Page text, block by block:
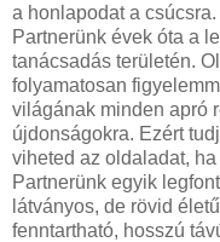
a honlapodat a csúcsra.
Partnerünk évek óta a
tanácsadás területén.
folyamatosan
világának minden apró
újdonságokra. Ezért
viheted az oldaladat,
Partnerünk egyik
látványos, de rövid
fenntartható, hosszú